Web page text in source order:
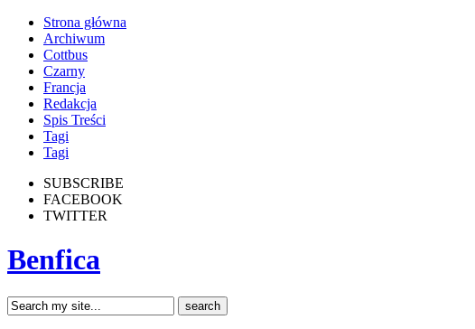
Strona główna
Archiwum
Cottbus
Czarny
Francja
Redakcja
Spis Treści
Tagi
Tagi
SUBSCRIBE
FACEBOOK
TWITTER
Benfica